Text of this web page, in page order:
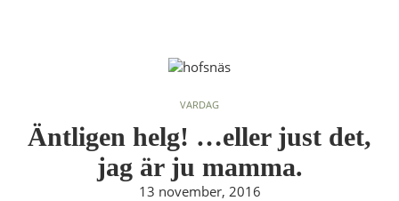
VARDAG
Äntligen helg! …eller just det,
jag är ju mamma.
13 november, 2016